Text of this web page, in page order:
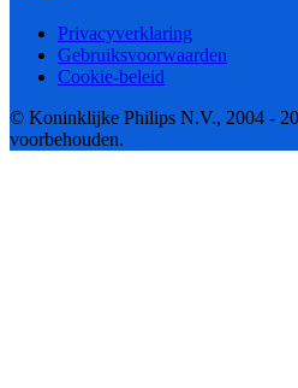
Privacyverklaring
Gebruiksvoorwaarden
Cookie-beleid
© Koninklijke Philips N.V., 2004 -
voorbehouden.